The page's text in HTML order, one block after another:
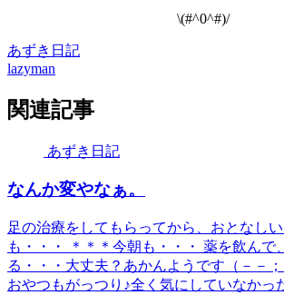
\(#^0^#)/
あずき日記
lazyman
関連記事
あずき日記
なんか変やなぁ。
足の治療をしてもらってから、おとなし
も・・・ ＊＊＊今朝も・・・ 薬を飲んで
る・・・大丈夫？あかんようです（－－
おやつもがっつり♪全く気にしていなかっ